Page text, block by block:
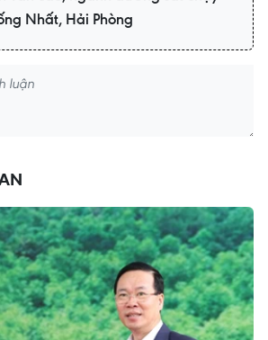
Nhất, Hải Phòng